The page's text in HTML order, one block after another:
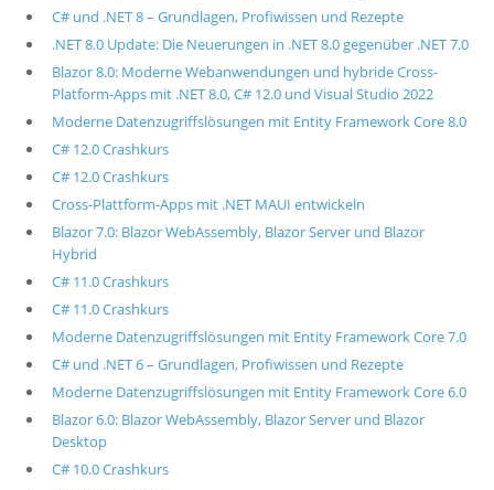
C# und .NET 8 – Grundlagen, Profiwissen und Rezepte
.NET 8.0 Update: Die Neuerungen in .NET 8.0 gegenüber .NET 7.0
Blazor 8.0: Moderne Webanwendungen und hybride Cross-
Platform-Apps mit .NET 8.0, C# 12.0 und Visual Studio 2022
Moderne Datenzugriffslösungen mit Entity Framework Core 8.0
C# 12.0 Crashkurs
C# 12.0 Crashkurs
Cross-Plattform-Apps mit .NET MAUI entwickeln
Blazor 7.0: Blazor WebAssembly, Blazor Server und Blazor
Hybrid
C# 11.0 Crashkurs
C# 11.0 Crashkurs
Moderne Datenzugriffslösungen mit Entity Framework Core 7.0
C# und .NET 6 – Grundlagen, Profiwissen und Rezepte
Moderne Datenzugriffslösungen mit Entity Framework Core 6.0
Blazor 6.0: Blazor WebAssembly, Blazor Server und Blazor
Desktop
C# 10.0 Crashkurs